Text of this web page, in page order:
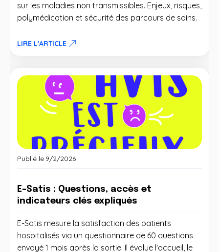
sur les maladies non transmissibles. Enjeux, risques,
polymédication et sécurité des parcours de soins.
LIRE L'ARTICLE
Publié le 9/2/2026
E-Satis : Questions, accès et
indicateurs clés expliqués
E-Satis mesure la satisfaction des patients
hospitalisés via un questionnaire de 60 questions
envoyé 1 mois après la sortie. Il évalue l'accueil, le